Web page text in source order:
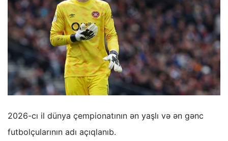
2026-cı il dünya çempionatının ən yaşlı və ən gənc
futbolçularının adı açıqlanıb.